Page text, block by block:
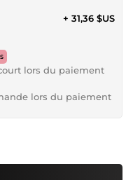
+ 31,36 $US
lors du paiement
lors du paiement